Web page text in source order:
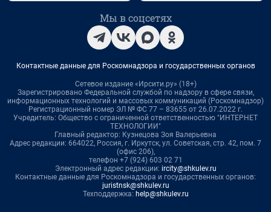
Мы в соцсетях
Контактные данные для Роскомнадзора и государственных органов
Сетевое издание «Ирсити.ру» (18+)
Зарегистрировано Федеральной службой по надзору в сфере связи,
информационных технологий и массовых коммуникаций (Роскомнадзор)
Регистрационный номер ЭЛ № ФС 77 – 83655 от 26.07.2022 г.
Учредитель: Общество с ограниченной ответственностью "ИНТЕРНЕТ
ТЕХНОЛОГИИ"
Главный редактор: Кузнецова Зоя Валерьевна
Адрес редакции: 664022, Россия, г. Иркутск, ул. Советская, стр. 42, пом. 7
(офис 206),
телефон +7 (924) 603 02 71
Электронный адрес редакции: ircity@shkulev.ru
Контактные данные для Роскомнадзора и государственных органов:
juristnsk@shkulev.ru
Техподдержка: help@shkulev.ru